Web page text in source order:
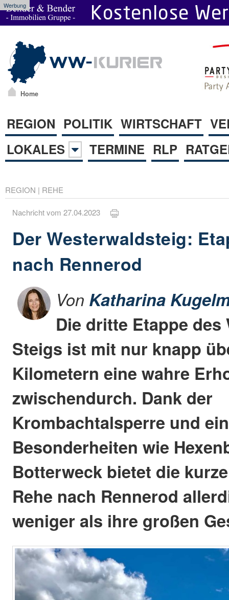
Werbung
Home
REGION POLITIK WIRTSCHAFT
LOKALES
TERMINE RLP
REGION | REHE
Nachricht vom 27.04.2023
Der Westerwaldsteig:
nach Rennerod
Von Katharina
Die dritte Etappe des
Steigs ist mit nur knapp
Kilometern eine wahre
zwischendurch. Dank der
Krombachtalsperre und
Besonderheiten wie
Botterweck bietet die
Rehe nach Rennerod
weniger als ihre großen